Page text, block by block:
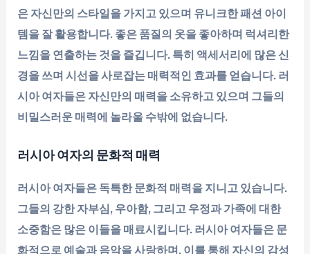
은 자신만의 스타일을 가지고 있으며 유니크한 패션 아이
템을 잘 활용합니다. 좋은 품질의 옷을 좋아하며 럭셔리한
느낌을 연출하는 것을 즐깁니다. 특히 액세서리에 많은 신
경을 쓰며 시선을 사로잡는 매력적인 효과를 얻습니다. 러
시아 여자들은 자신만의 매력을 소유하고 있으며 그들의
비밀스러운 매력에 놀라울 수밖에 없습니다.
러시아 여자의 문화적 매력
러시아 여자들은 독특한 문화적 매력을 지니고 있습니다.
그들의 강한 자부심, 우아함, 그리고 우정과 가족에 대한
소중함은 많은 이들을 매료시킵니다. 러시아 여자들은 문
화적으로 예술과 음악을 사랑하며, 이를 통해 자신의 감성